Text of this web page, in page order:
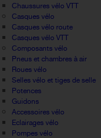
Chaussures vélo VTT
Casques vélo
Casques vélo route
Casques vélo VTT
Composants vélo
Pneus et chambres à air
Roues vélo
Selles vélo et tiges de selle
Potences
Guidons
Accessoires vélo
Eclairages vélo
Pompes vélo